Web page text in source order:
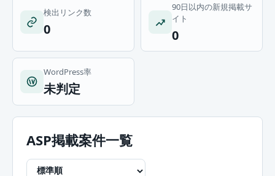
検出リンク数
0
90日以内の新規掲載サ
イト
0
WordPress率
未判定
ASP掲載案件一覧